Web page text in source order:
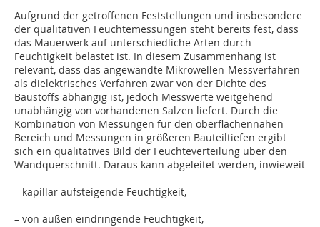
Aufgrund der getroffenen Feststellungen und insbesondere
der qualitativen Feuchtemessungen steht bereits fest, dass
das Mauer­werk auf unterschiedliche Arten durch
Feuchtigkeit belastet ist. In diesem Zusammenhang ist
relevant, dass das angewandte Mikrowellen-Messverfahren
als dielektrisches Verfahren zwar von der Dichte des
Baustoffs ab­hängig ist, jedoch Messwerte weitgehend
unabhängig von vorhandenen Salzen liefert. Durch die
Kombination von Messungen für den oberflächennahen
Bereich und Messun­gen in größeren Bauteiltiefen ergibt
sich ein qualitatives Bild der Feuchteverteilung über den
Wandquerschnitt. Daraus kann abgeleitet werden, inwieweit
– kapillar aufsteigende Feuchtigkeit,
– von außen eindringende Feuchtigkeit,